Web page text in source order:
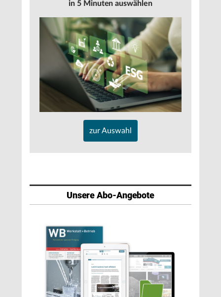
in 5 Minuten auswählen
zur Auswahl
Unsere Abo-Angebote